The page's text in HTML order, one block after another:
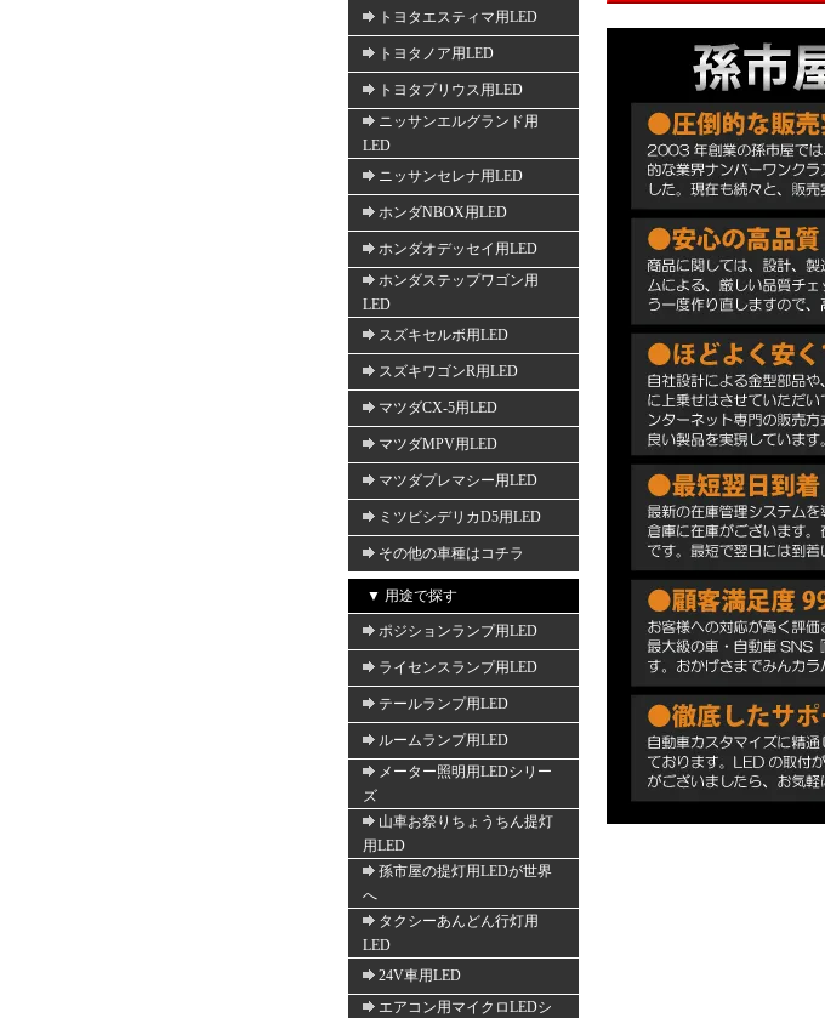
トヨタエスティマ用LED
トヨタノア用LED
トヨタプリウス用LED
ニッサンエルグランド用
LED
ニッサンセレナ用LED
ホンダNBOX用LED
ホンダオデッセイ用LED
ホンダステップワゴン用
LED
スズキセルボ用LED
スズキワゴンR用LED
マツダCX-5用LED
マツダMPV用LED
マツダプレマシー用LED
ミツビシデリカD5用LED
その他の車種はコチラ
▼ 用途で探す
ポジションランプ用LED
ライセンスランプ用LED
テールランプ用LED
ルームランプ用LED
メーター照明用LEDシリー
ズ
山車お祭りちょうちん提灯
用LED
孫市屋の提灯用LEDが世界
へ
タクシーあんどん行灯用
LED
24V車用LED
エアコン用マイクロLEDシ